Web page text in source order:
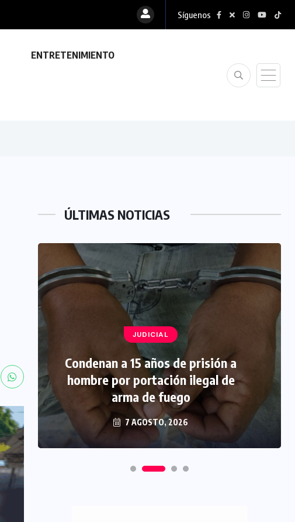
Síguenos
ENTRETENIMIENTO
ÚLTIMAS NOTICIAS
JUDICIAL
Condenan a 15 años de prisión a
hombre por portación ilegal de
arma de fuego
7 AGOSTO, 2026